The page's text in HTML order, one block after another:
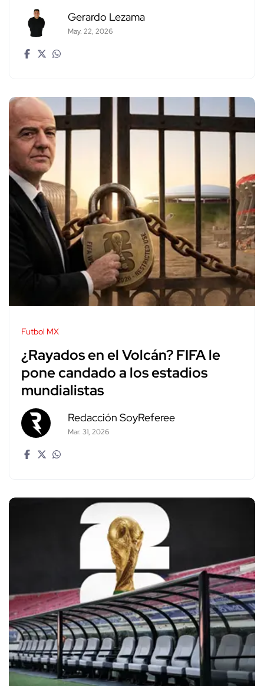
Gerardo Lezama
May. 22, 2026
Futbol MX
¿Rayados en el Volcán? FIFA le
pone candado a los estadios
mundialistas
Redacción SoyReferee
Mar. 31, 2026